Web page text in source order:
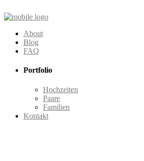
About
Blog
FAQ
Portfolio
Hochzeiten
Paare
Familien
Kontakt